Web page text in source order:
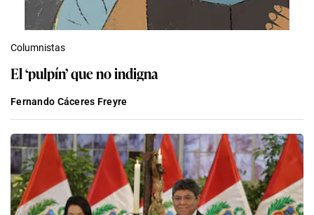
Columnistas
El ‘pulpín’ que no indigna
Fernando Cáceres Freyre